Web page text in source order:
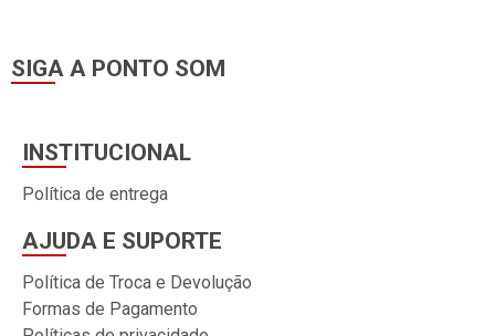
SIGA A PONTO SOM
INSTITUCIONAL
Política de entrega
AJUDA E SUPORTE
Política de Troca e Devolução
Formas de Pagamento